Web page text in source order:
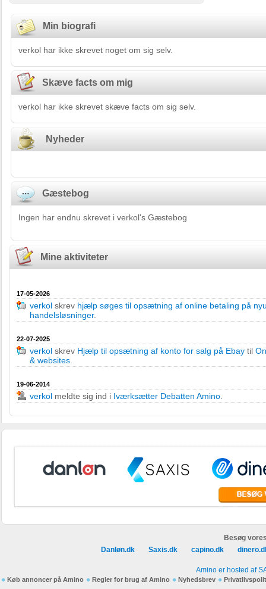
Min biografi
verkol har ikke skrevet noget om sig selv.
Skæve facts om mig
verkol har ikke skrevet skæve facts om sig selv.
Nyheder
Gæstebog
Ingen har endnu skrevet i verkol's Gæstebog
Mine aktiviteter
17-05-2026
verkol skrev hjælp søges til opsætning af online betaling på
handelsløsninger.
22-07-2025
verkol skrev Hjælp til opsætning af konto for salg på Ebay til
& websites
19-06-2014
verkol meldte sig ind i Iværksætter Debatten Amino
Besøg
Danløn.dk
Saxis.dk capino.dk
Amino er hosted af
Køb annoncer på Amino Regler for brug af Amino Nyhedsbrev